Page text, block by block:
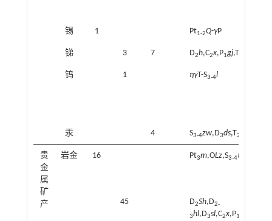
锡 1 Pt1-2Q-γP
锑 3 7 D2h,C2x,P1gj,T
钨 1 ηγT-S3-4l
汞 4 S3-4zw,D3ds,T2
贵
金
属
矿
产
岩金 16 Pt3m,OLz,S3-4t
45 D2Sh,D2-
3hl,D3sl,C2x,P1